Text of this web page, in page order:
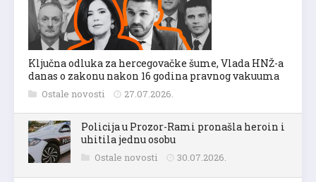
Ključna odluka za hercegovačke šume, Vlada HNŽ-a
danas o zakonu nakon 16 godina pravnog vakuuma
Ostale novosti 27.07.2026.
Policija u Prozor-Rami pronašla heroin i
uhitila jednu osobu
Ostale novosti 30.07.2026.